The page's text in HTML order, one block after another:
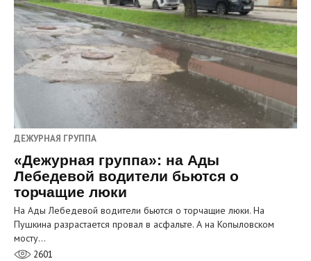
ДЕЖУРНАЯ ГРУППА
«Дежурная группа»: на Ады
Лебедевой водители бьются о
торчащие люки
На Ады Лебедевой водители бьются о торчащие люки. На
Пушкина разрастается провал в асфальте. А на Копыловском
мосту…
2601